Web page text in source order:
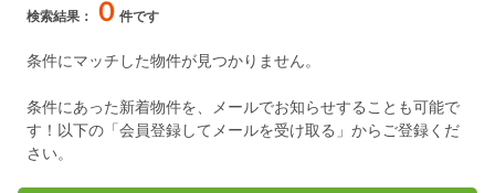
検索結果： ０ 件です
条件にマッチした物件が見つかりません。
条件にあった新着物件を、メールでお知らせすることも可能で
す！以下の「会員登録してメールを受け取る」からご登録くだ
さい。